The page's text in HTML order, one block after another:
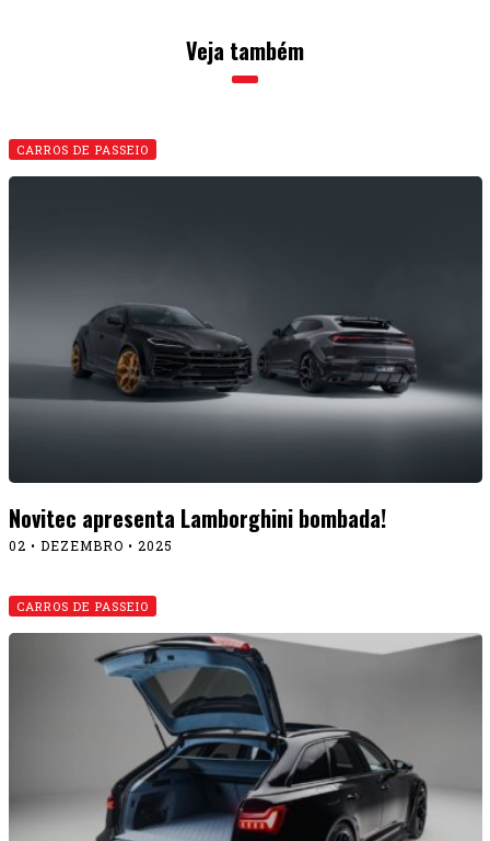
Veja também
CARROS DE PASSEIO
Novitec apresenta Lamborghini bombada!
02 • DEZEMBRO • 2025
CARROS DE PASSEIO